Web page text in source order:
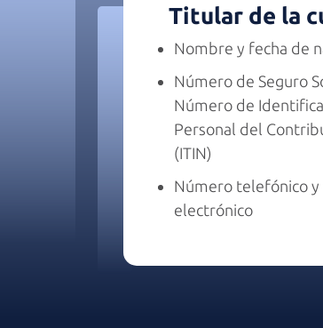
Titular de la
Nombre y fecha de
Número de Seguro
Número de
Personal del
(ITIN)
Número telefónico y
electrónico